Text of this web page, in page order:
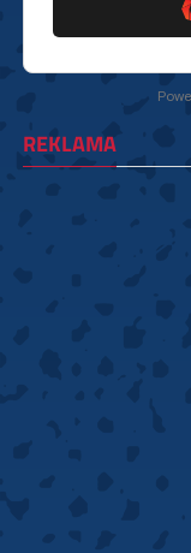
REKLAMA